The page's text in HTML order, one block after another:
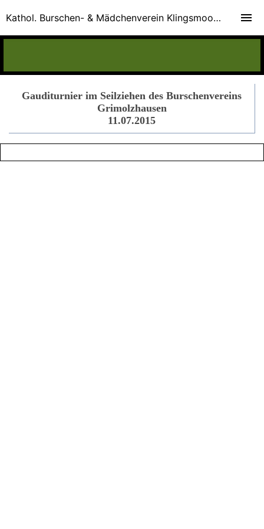
Gauditurnier im Seilziehen des Burschenvereins
Grimolzhausen
11.07.2015
Kathol. Burschen- & Mädchenverein Klingsmoos e.V.